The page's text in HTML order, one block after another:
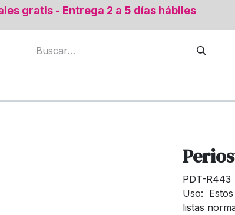
gratis - Entrega 2 a 5 días hábiles
PDT-R443
Uso:
listas